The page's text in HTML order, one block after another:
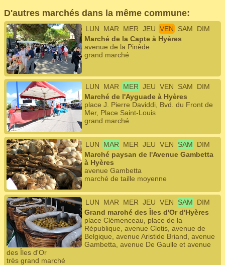
D'autres marchés dans la même commune:
LUN MAR MER JEU VEN SAM
DIM
Marché de la Capte à Hyères
avenue de la Pinède
grand marché
LUN MAR MER JEU VEN SAM
DIM
Marché de l'Ayguade à Hyères
place J. Pierre Daviddi, Bvd. du Front de
Mer, Place Saint-Louis
grand marché
LUN MAR MER JEU VEN SAM
DIM
Marché paysan de l'Avenue Gambetta
à Hyères
avenue Gambetta
marché de taille moyenne
LUN MAR MER JEU VEN SAM
DIM
Grand marché des Îles d'Or d'Hyères
place Clémenceau, place de la
République, avenue Clotis, avenue de
Belgique, avenue Aristide Briand, avenue
Gambetta, avenue De Gaulle et avenue
des Îles d'Or
très grand marché